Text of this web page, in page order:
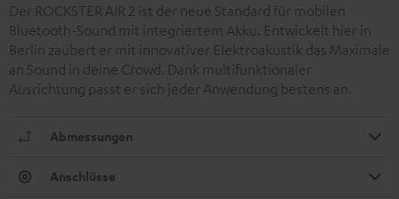
Der ROCKSTER AIR 2 ist der neue Standard für mobilen
Bluetooth-Sound mit integriertem Akku. Entwickelt hier in
Berlin zaubert er mit innovativer Elektroakustik das Maximale
an Sound in deine Crowd. Dank multifunktionaler
Ausrichtung passt er sich jeder Anwendung bestens an.
Abmessungen
Anschlüsse